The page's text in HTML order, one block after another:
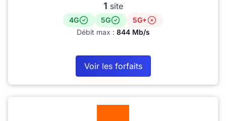
1 site
4G 5G
5G+
Débit max : 844 Mb/s
Voir les forfaits